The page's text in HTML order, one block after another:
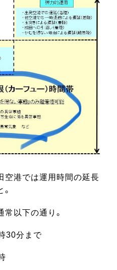
空港では運用時間の延長
以下の通り。
30分まで